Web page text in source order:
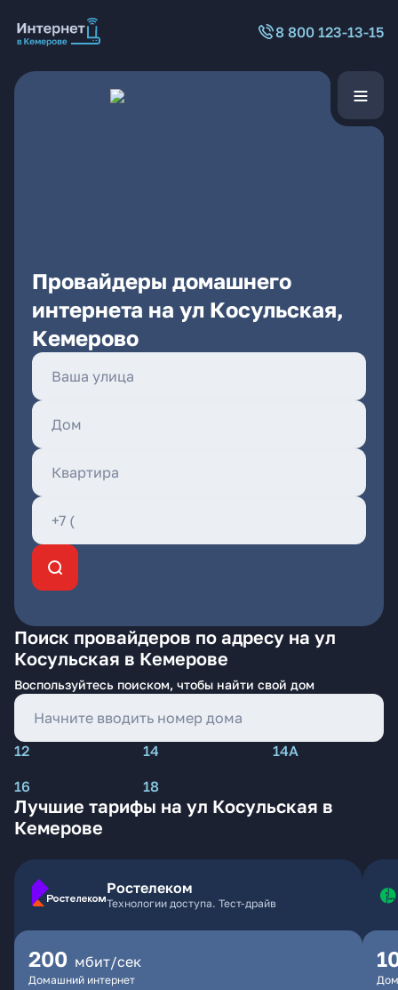
8 800 123-13-15
Провайдеры домашнего
интернета на ул Косульская,
Кемерово
Поиск провайдеров по адресу на ул
Косульская в Кемерове
Воспользуйтесь поиском, чтобы найти свой дом
12 14
14А
16
18
Лучшие тарифы на ул Косульская в
Кемерове
Ростелеком
Технологии доступа. Тест-драйв
200 мбит/сек
Домашний интернет